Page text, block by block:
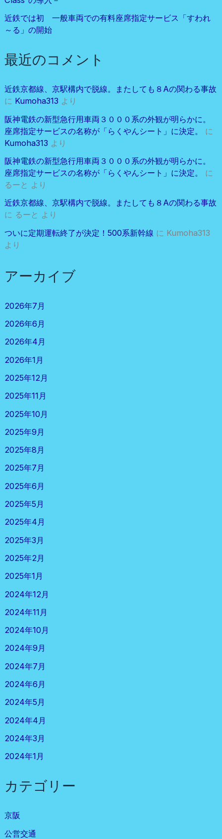
近鉄では初 一般車両での有料座席指定サービス「すわれ
～る」の開始
最近のコメント
近鉄京都線、京駅構内で脱線。またしても８Aの関わる事故
に Kumoha313 より
阪神電鉄の新型急行用車両３０００系の外観が明らかに。
座席指定サービスの名称が「らくやんシート」に決定。
に
Kumoha313 より
阪神電鉄の新型急行用車両３０００系の外観が明らかに。
座席指定サービスの名称が「らくやんシート」に決定。
に
るーと より
近鉄京都線、京駅構内で脱線。またしても８Aの関わる事故
に るーと より
ついに定期運転終了が決定！500系新幹線 に Kumoha313
より
アーカイブ
2026年7月
2026年6月
2026年4月
2026年1月
2025年12月
2025年11月
2025年10月
2025年9月
2025年8月
2025年7月
2025年6月
2025年5月
2025年4月
2025年3月
2025年2月
2025年1月
2024年12月
2024年11月
2024年10月
2024年9月
2024年7月
2024年6月
2024年5月
2024年4月
2024年3月
2024年1月
カテゴリー
京阪
公営交通